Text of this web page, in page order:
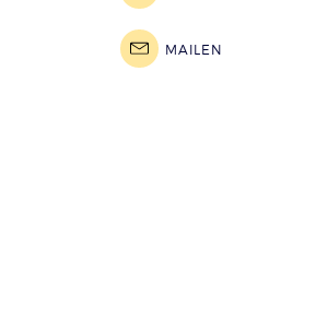
MAILEN